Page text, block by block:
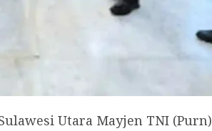
Utara Mayjen TNI (Purn)